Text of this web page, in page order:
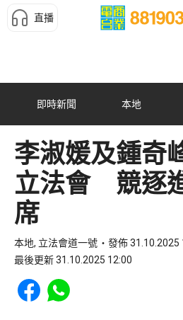
直播
即時新聞 本地
李淑媛及鍾奇
立法會 競逐
席
本地, 立法會道一號
發佈 31.10.2025
最後更新 31.10.2025 12:00
Share to Facebook
Share to WhatsApp